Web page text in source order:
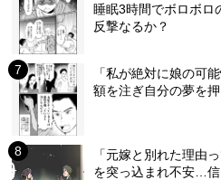
睡眠3時間でボロボ
反撃なるか？
「私が絶対に娘の可
額を注ぎ自分の夢を
「元嫁と別れた理由
を突っ込まれ不安…